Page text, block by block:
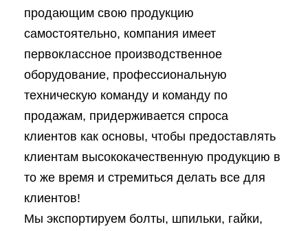
продающим свою продукцию
самостоятельно, компания имеет
первоклассное производственное
оборудование, профессиональную
техническую команду и команду по
продажам, придерживается спроса
клиентов как основы, чтобы предоставлять
клиентам высококачественную продукцию в
то же время и стремиться делать все для
клиентов!
Мы экспортируем болты, шпильки, гайки,